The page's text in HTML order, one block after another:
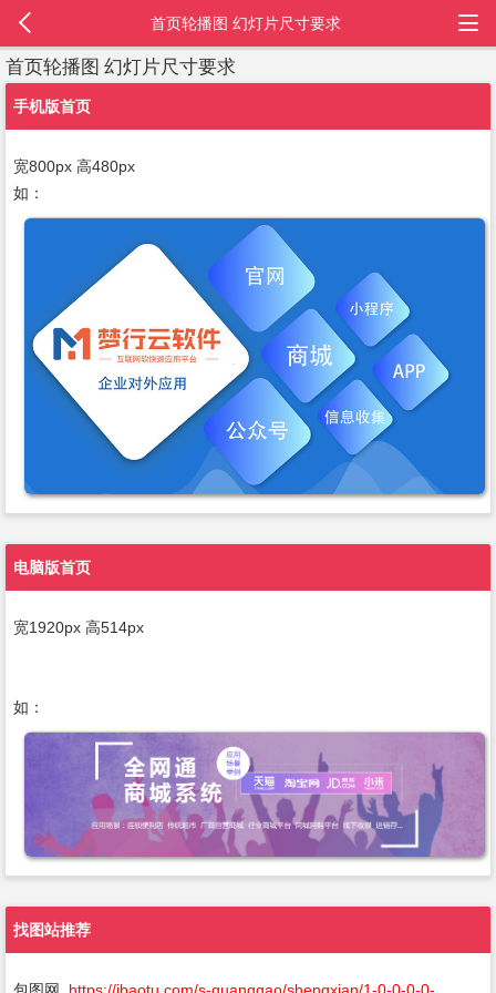
首页轮播图 幻灯片尺寸要求
手机版首页
宽800px 高480px
如：
电脑版首页
宽1920px 高514px
如：
找图站推荐
包图网 https://ibaotu.com/s-guanggao/shengxian/1-0-0-0-0-
首页轮播图 幻灯片尺寸要求